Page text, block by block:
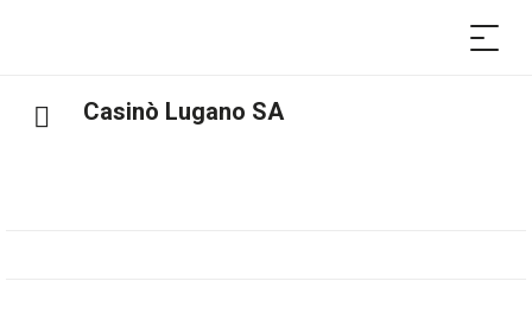
Casinò Lugano SA